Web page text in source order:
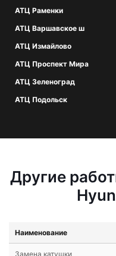
АТЦ Раменки
АТЦ Варшавское ш
АТЦ Измайлово
АТЦ Проспект Мира
АТЦ Зеленоград
АТЦ Подольск
Другие
Наименование
Замена катушки